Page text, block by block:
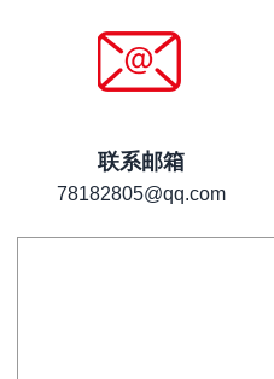
联系邮箱
78182805@qq.com